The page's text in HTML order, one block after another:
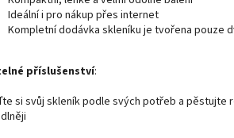
Ideální i pro nákup přes internet
Kompletní dodávka skleníku je tvořena pouze
příslušenství:
si svůj skleník podle svých potřeb a pěstujte